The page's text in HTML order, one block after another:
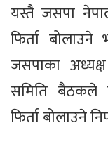
यस्तै जसपा
फिर्ता
जसपाका अध्यक्ष
समिति बैठकले
फिर्ता बोलाउने